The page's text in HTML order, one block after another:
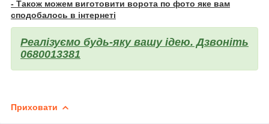
- Також можем виготовити ворота по фото яке вам
сподобалось в інтернеті
Реалізуємо будь-яку вашу ідею. Дзвоніть
0680013381
Приховати